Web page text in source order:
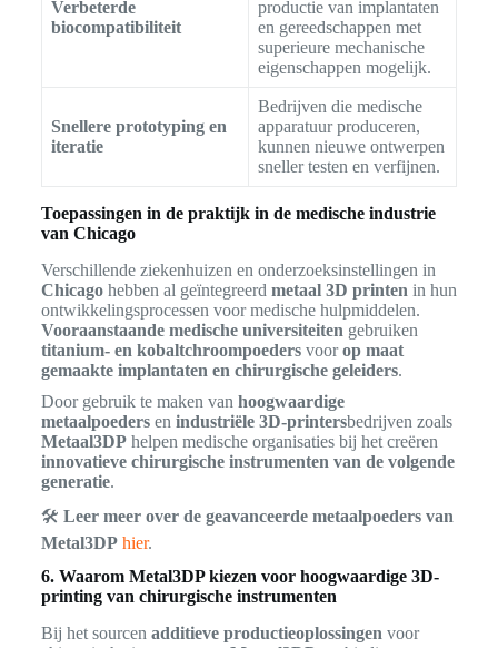
Verbeterde
biocompatibiliteit
productie van implantaten
en gereedschappen met
superieure mechanische
eigenschappen mogelijk.
Snellere prototyping en
iteratie
Bedrijven die medische
apparatuur produceren,
kunnen nieuwe ontwerpen
sneller testen en verfijnen.
Toepassingen in de praktijk in de medische industrie
van Chicago
Verschillende ziekenhuizen en onderzoeksinstellingen in
Chicagohebben al geïntegreerd metaal 3D printen in hun
ontwikkelingsprocessen voor medische hulpmiddelen.
Vooraanstaande medische universiteiten gebruiken
titanium- en kobaltchroompoedersvoorop maat
gemaakte implantaten en chirurgische geleiders.
Door gebruik te maken van hoogwaardige
metaalpoedersen industriële 3D-printersbedrijven zoals
Metaal3DPhelpen medische organisaties bij het creëren
innovatieve chirurgische instrumenten van de volgende
generatie.
🛠 Leer meer over de geavanceerde metaalpoeders van
Metal3DP hier.
6. Waarom Metal3DP kiezen voor hoogwaardige 3D-
printing van chirurgische instrumenten
Bij het sourcen additieve productieoplossingen voor